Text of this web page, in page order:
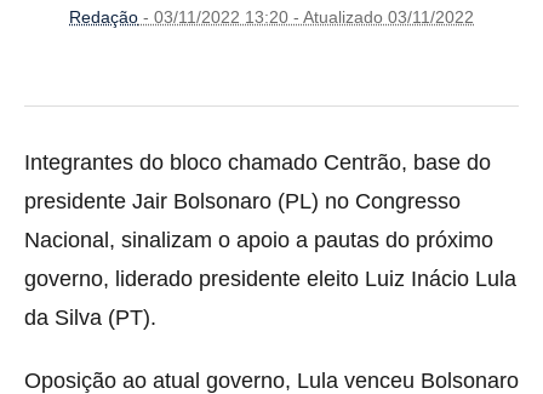
Redação - 03/11/2022 13:20 - Atualizado 03/11/2022
Integrantes do bloco chamado Centrão, base do
presidente Jair Bolsonaro (PL) no Congresso
Nacional, sinalizam o apoio a pautas do próximo
governo, liderado presidente eleito Luiz Inácio Lula
da Silva (PT).
Oposição ao atual governo, Lula venceu Bolsonaro